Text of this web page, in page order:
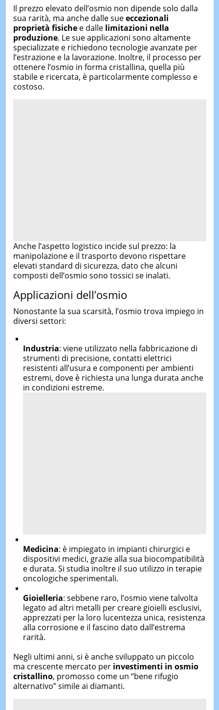
Il prezzo elevato dell’osmio non dipende solo dalla
sua rarità, ma anche dalle sueeccezionali
proprietà fisichee dalle limitazioni nella
produzione. Le sue applicazioni sono altamente
specializzate e richiedono tecnologie avanzate per
l’estrazione e la lavorazione. Inoltre, il processo per
ottenere l’osmio in forma cristallina, quella più
stabile e ricercata, è particolarmente complesso e
costoso.
Anche l’aspetto logistico incide sul prezzo: la
manipolazione e il trasporto devono rispettare
elevati standard di sicurezza, dato che alcuni
composti dell’osmio sono tossici se inalati.
Applicazioni dell’osmio
Nonostante la sua scarsità, l’osmio trova impiego in
diversi settori:
Industria: viene utilizzato nella fabbricazione di
strumenti di precisione, contatti elettrici
resistenti all’usura e componenti per ambienti
estremi, dove è richiesta una lunga durata anche
in condizioni estreme.
Medicina: è impiegato in impianti chirurgici e
dispositivi medici, grazie alla sua biocompatibilità
e durata. Si studia inoltre il suo utilizzo in terapie
oncologiche sperimentali.
Gioielleria: sebbene raro, l’osmio viene talvolta
legato ad altri metalli per creare gioielli esclusivi,
apprezzati per la loro lucentezza unica, resistenza
alla corrosione e il fascino dato dall’estrema
rarità.
Negli ultimi anni, si è anche sviluppato un piccolo
ma crescente mercato per investimenti in osmio
cristallino, promosso come un “bene rifugio
alternativo” simile ai diamanti.